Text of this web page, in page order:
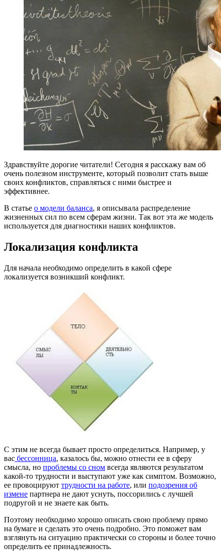
Здравствуйте дорогие читатели! Сегодня я расскажу вам об
очень полезном инструменте, который позволит стать выше
своих конфликтов, справляться с ними быстрее и
эффективнее.
В статье о модели баланса, я описывала распределение
жизненных сил по всем сферам жизни. Так вот эта же модель
используется для диагностики наших конфликтов.
Локализация конфликта
Для начала необходимо определить в какой сфере
локализуется возникший конфликт.
С этим не всегда бывает просто определиться. Например, у
вас бессонница, казалось бы, можно отнести ее в сферу
смысла, но проблемы со сном всегда являются результатом
какой-то трудности и выступают уже как симптом. Возможно,
ее провоцируют трудности на работе, или подозрения об
измене партнера не дают уснуть, поссорились с лучшей
подругой и не знаете как быть.
Поэтому необходимо хорошо описать свою проблему прямо
на бумаге и сделать это очень подробно. Это поможет вам
взглянуть на ситуацию практически со стороны и более точно
определить ее принадлежность.